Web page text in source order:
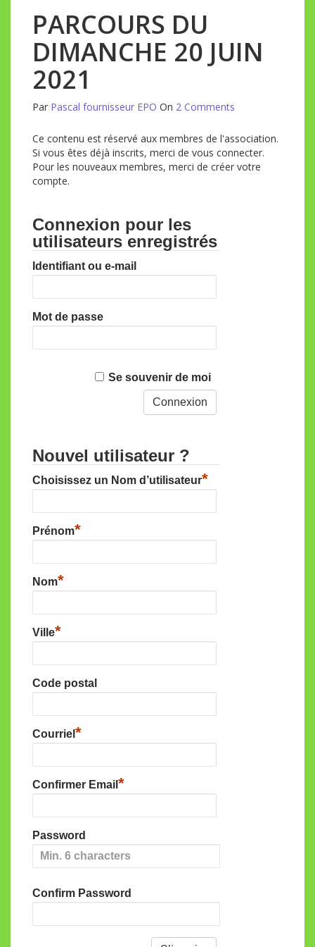
PARCOURS DU
DIMANCHE 20 JUIN
2021
Par Pascal fournisseur EPO On 2 Comments
Ce contenu est réservé aux membres de l'association.
Si vous êtes déjà inscrits, merci de vous connecter.
Pour les nouveaux membres, merci de créer votre
compte.
Connexion pour les
utilisateurs enregistrés
Identifiant ou e-mail
Mot de passe
Se souvenir de moi
Nouvel utilisateur ?
Choisissez un Nom d’utilisateur*
Prénom*
Nom*
Ville*
Code postal
Courriel *
Confirmer Email *
Password
Confirm Password